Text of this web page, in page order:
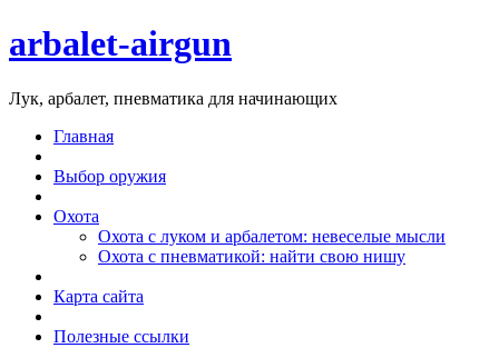
arbalet-airgun
Лук, арбалет, пневматика для начинающих
Главная
Выбор оружия
Охота
Охота с луком и арбалетом: невеселые мысли
Охота с пневматикой: найти свою нишу
Карта сайта
Полезные ссылки